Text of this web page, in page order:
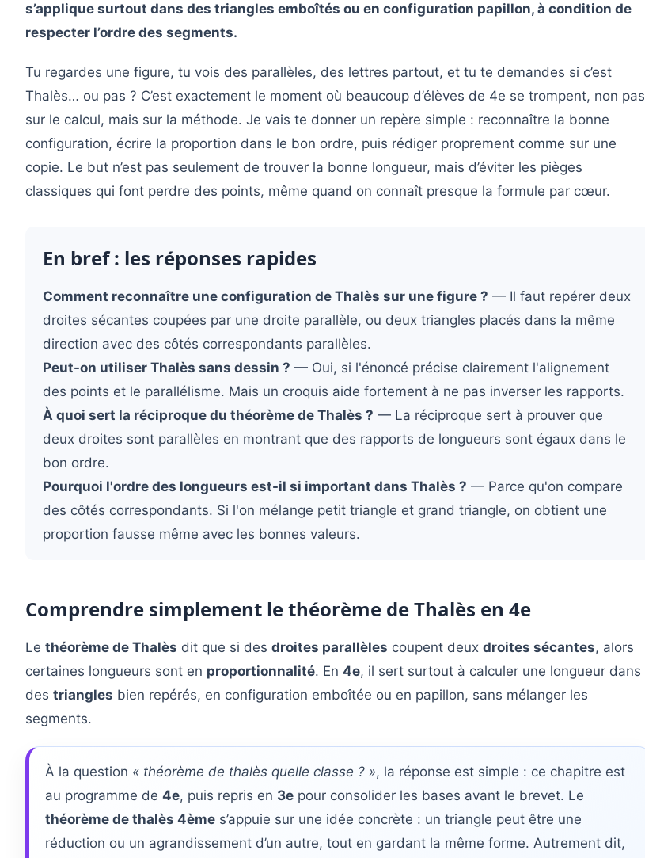
s’applique surtout dans des triangles emboîtés ou en configuration papillon, à condition de
respecter l’ordre des segments.
Tu regardes une figure, tu vois des parallèles, des lettres partout, et tu te demandes si c’est
Thalès… ou pas ? C’est exactement le moment où beaucoup d’élèves de 4e se trompent, non pas
sur le calcul, mais sur la méthode. Je vais te donner un repère simple : reconnaître la bonne
configuration, écrire la proportion dans le bon ordre, puis rédiger proprement comme sur une
copie. Le but n’est pas seulement de trouver la bonne longueur, mais d’éviter les pièges
classiques qui font perdre des points, même quand on connaît presque la formule par cœur.
En bref : les réponses rapides
Comment reconnaître une configuration de Thalès sur une figure ? — Il faut repérer deux
droites sécantes coupées par une droite parallèle, ou deux triangles placés dans la même
direction avec des côtés correspondants parallèles.
Peut-on utiliser Thalès sans dessin ? — Oui, si l'énoncé précise clairement l'alignement
des points et le parallélisme. Mais un croquis aide fortement à ne pas inverser les rapports.
À quoi sert la réciproque du théorème de Thalès ? — La réciproque sert à prouver que
deux droites sont parallèles en montrant que des rapports de longueurs sont égaux dans le
bon ordre.
Pourquoi l'ordre des longueurs est-il si important dans Thalès ? — Parce qu'on compare
des côtés correspondants. Si l'on mélange petit triangle et grand triangle, on obtient une
proportion fausse même avec les bonnes valeurs.
Comprendre simplement le théorème de Thalès en 4e
Le théorème de Thalès dit que si des droites parallèles coupent deux droites sécantes, alors
certaines longueurs sont en proportionnalité. En 4e, il sert surtout à calculer une longueur dans
des triangles bien repérés, en configuration emboîtée ou en papillon, sans mélanger les
segments.
À la question « théorème de thalès quelle classe ? », la réponse est simple : ce chapitre est
au programme de 4e, puis repris en 3e pour consolider les bases avant le brevet. Le
théorème de thalès 4ème s’appuie sur une idée concrète : un triangle peut être une
réduction ou un agrandissement d’un autre, tout en gardant la même forme. Autrement dit,